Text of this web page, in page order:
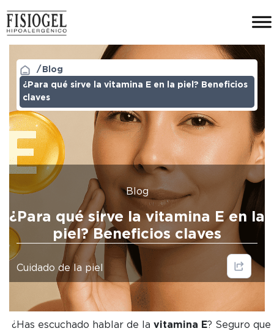
Blog
¿Para qué sirve la vitamina E en la piel? Beneficios
claves
Blog
¿Para qué sirve la vitamina E en la
piel? Beneficios claves
Cuidado de la piel
¿Has escuchado hablar de la vitamina E? Seguro que